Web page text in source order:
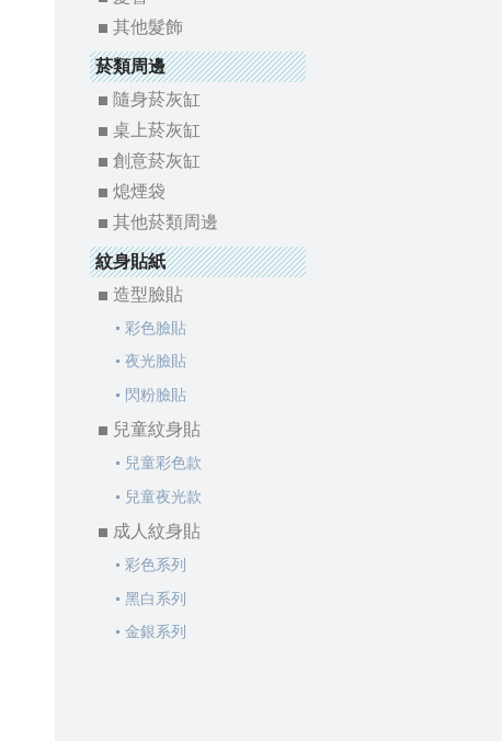
其他髮飾
菸類周邊
隨身菸灰缸
桌上菸灰缸
創意菸灰缸
熄煙袋
其他菸類周邊
紋身貼紙
造型臉貼
彩色臉貼
夜光臉貼
閃粉臉貼
兒童紋身貼
兒童彩色款
兒童夜光款
成人紋身貼
彩色系列
黑白系列
金銀系列